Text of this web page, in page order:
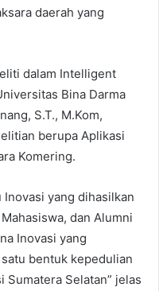
daerah yang
dalam Intelligent
Bina Darma
S.T., M.Kom,
berupa Aplikasi
Komering.
yang dihasilkan
dan Alumni
Inovasi yang
bentuk kepedulian
Sumatera Selatan” jelas